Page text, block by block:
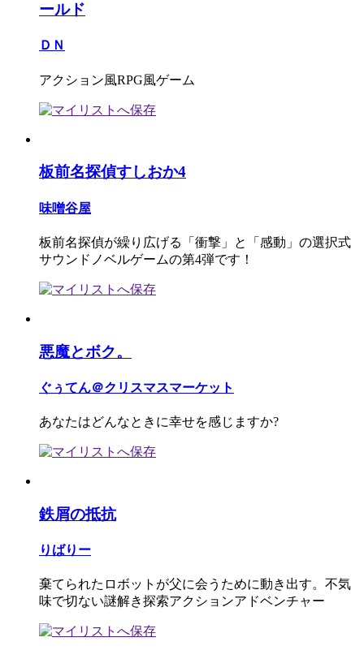
ールド
ＤＮ
アクション風RPG風ゲーム
板前名探偵すしおか4
味噌谷屋
板前名探偵が繰り広げる「衝撃」と「感動」の選択式
サウンドノベルゲームの第4弾です！
悪魔とボク。
ぐぅてん＠クリスマスマーケット
あなたはどんなときに幸せを感じますか?
鉄屑の抵抗
りばりー
棄てられたロボットが父に会うために動き出す。不気
味で切ない謎解き探索アクションアドベンチャー